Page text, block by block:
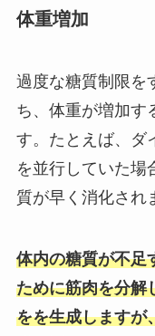
体重増加
過度な糖質制限を
ち、体重が増加す
す。たとえば、ダ
を並行していた場
質が早く消化され
体内の糖質が不足
ために筋肉を分解
をを生成しますが